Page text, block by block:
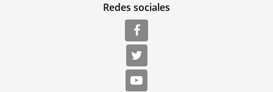
Redes sociales